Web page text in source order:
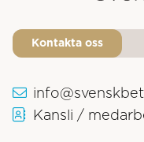
Kontakta oss
Kansli /